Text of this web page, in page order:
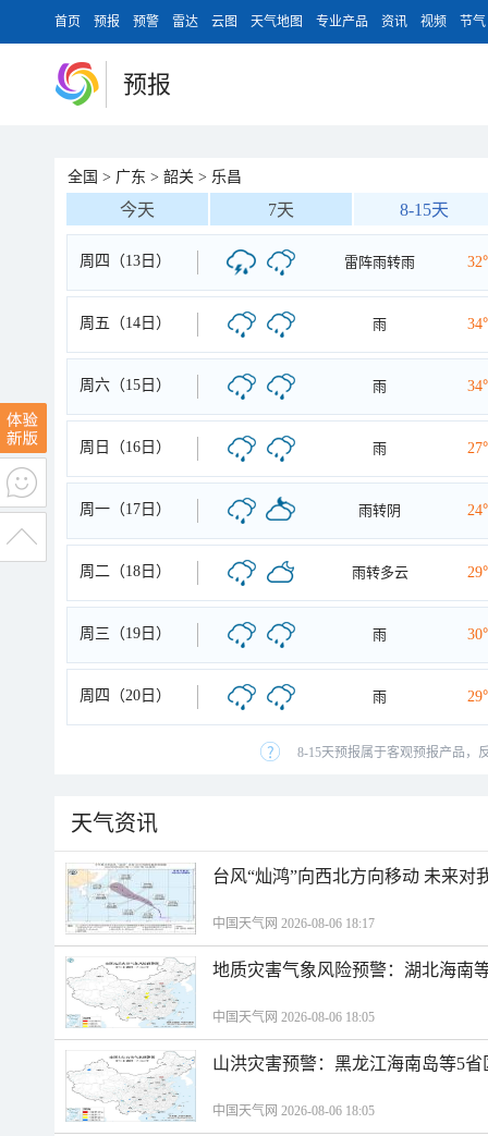
首页 预报 预警 雷达 云图 天气地图 专业产品 资讯 视频 节气
预报
全国 > 广东 > 韶关 > 乐昌
今天 7天 8-15天
周四（13日） 雷阵雨转雨
周五（14日） 雨
周六（15日） 雨
周日（16日） 雨
周一（17日） 雨转阴
周二（18日） 雨转多云
周三（19日） 雨
周四（20日） 雨
8-15天预报属于客观预报产品，
天气资讯
台风“灿鸿”向西北方向移动 未来对
中国天气网 2026-08-06 18:17
地质灾害气象风险预警：湖北海南
中国天气网 2026-08-06 18:05
山洪灾害预警：黑龙江海南岛等5
中国天气网 2026-08-06 18:05